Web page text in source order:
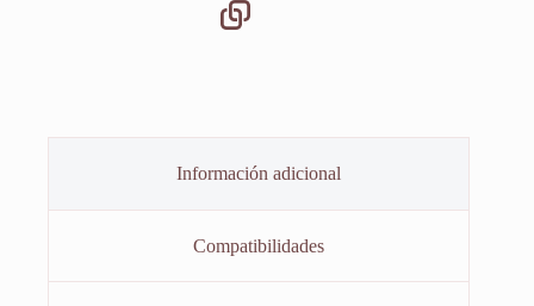
Información adicional
Compatibilidades